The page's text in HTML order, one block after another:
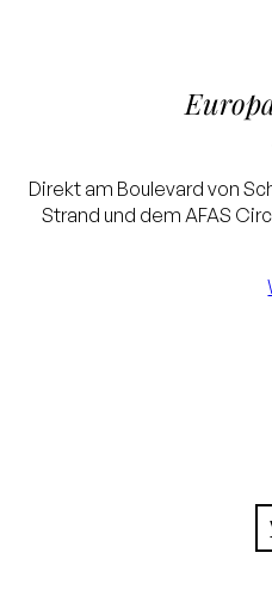
Direkt am Boulevard von
Strand und dem AFAS